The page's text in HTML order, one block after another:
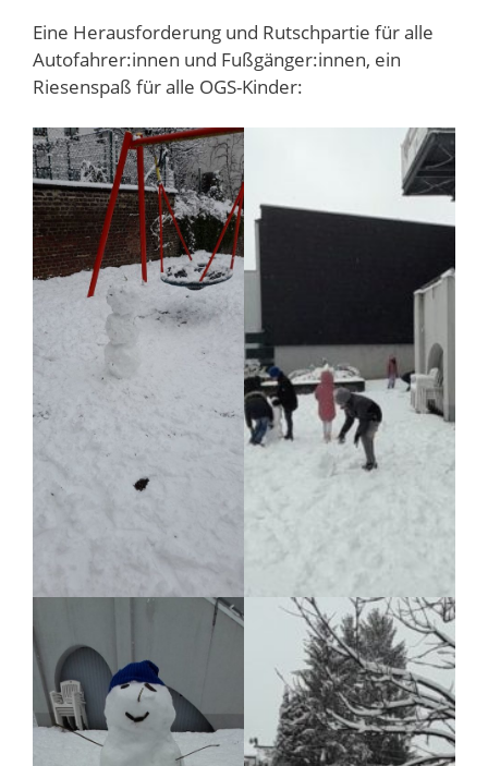
Eine Herausforderung und Rutschpartie für alle
Autofahrer:innen und Fußgänger:innen, ein
Riesenspaß für alle OGS-Kinder: